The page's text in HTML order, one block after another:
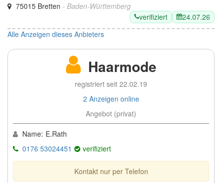
75015 Bretten - Baden-Württemberg
verifiziert
24.07.26
Alle Anzeigen dieses Anbieters
Haarmode
registriert seit 22.02.19
2 Anzeigen online
Angebot (privat)
Name: E.Rath
0176 53024451
verifiziert
Kontakt nur per Telefon